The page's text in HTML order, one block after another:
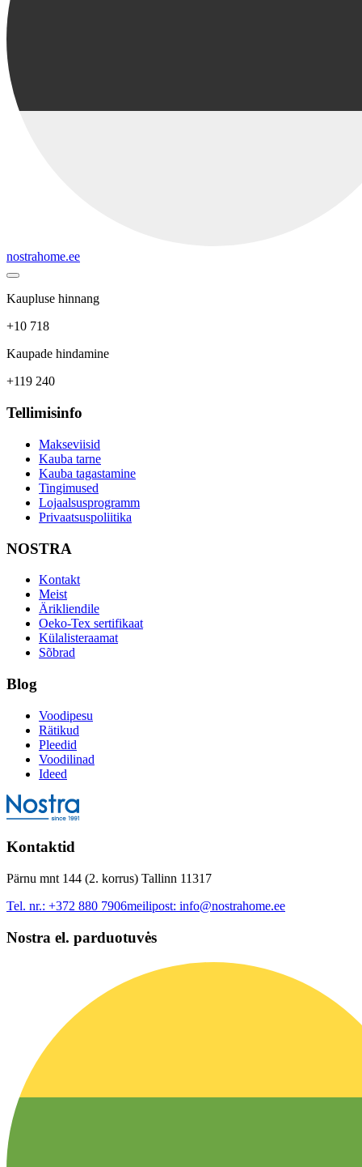
nostrahome.ee
Kaupluse hinnang
+10 718
Kaupade hindamine
+119 240
Tellimisinfo
Makseviisid
Kauba tarne
Kauba tagastamine
Tingimused
Lojaalsusprogramm
Privaatsuspoliitika
NOSTRA
Kontakt
Meist
Ärikliendile
Oeko-Tex sertifikaat
Külalisteraamat
Sõbrad
Blog
Voodipesu
Rätikud
Pleedid
Voodilinad
Ideed
Kontaktid
Pärnu mnt 144 (2. korrus) Tallinn 11317
Tel. nr.: +372 880 7906meilipost: info@nostrahome.ee
Nostra el. parduotuvės